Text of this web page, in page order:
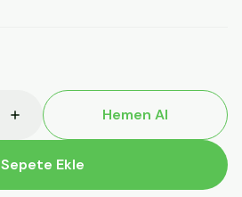
Hemen Al
Sepete Ekle